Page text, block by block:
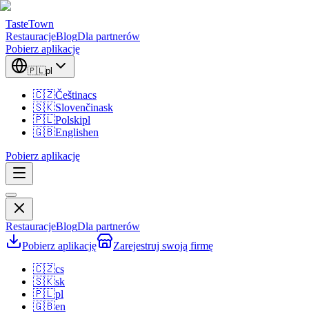
TasteTown
RestauracjeBlogDla partnerów
Pobierz aplikację
🇵🇱pl
🇨🇿Češtinacs
🇸🇰Slovenčinask
🇵🇱Polskipl
🇬🇧Englishen
Pobierz aplikację
RestauracjeBlogDla partnerów
Pobierz aplikację
Zarejestruj swoją firmę
🇨🇿cs
🇸🇰sk
🇵🇱pl
🇬🇧en